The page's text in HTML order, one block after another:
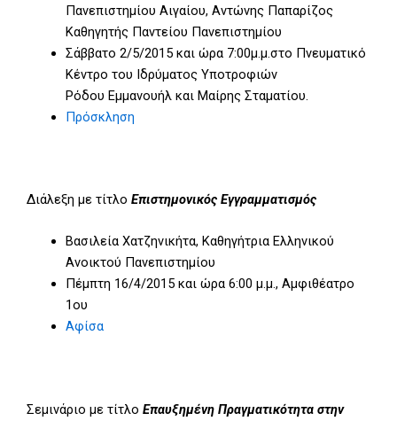
Πανεπιστημίου Αιγαίου, Αντώνης Παπαρίζος
Καθηγητής Παντείου Πανεπιστημίου
Σάββατο 2/5/2015 και ώρα 7:00μ.μ.στο Πνευματικό
Κέντρο του Ιδρύματος Υποτροφιών
Ρόδου Εμμανουήλ και Μαίρης Σταματίου.
Πρόσκληση
Διάλεξη με τίτλο Επιστημονικός Εγγραμματισμός
Βασιλεία Χατζηνικήτα, Καθηγήτρια Ελληνικού
Ανοικτού Πανεπιστημίου
Πέμπτη 16/4/2015 και ώρα 6:00 μ.μ., Αμφιθέατρο
1ου
Αφίσα
Σεμινάριο με τίτλο Επαυξημένη Πραγματικότητα στην